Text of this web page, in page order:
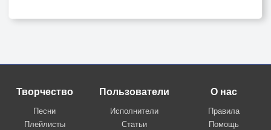
Творчество
Песни
Плейлисты
Пользователи
Исполнители
Статьи
О нас
Правила
Помощь